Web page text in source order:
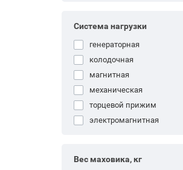
Система нагрузки
генераторная
колодочная
магнитная
механическая
торцевой прижим
электромагнитная
Вес маховика, кг